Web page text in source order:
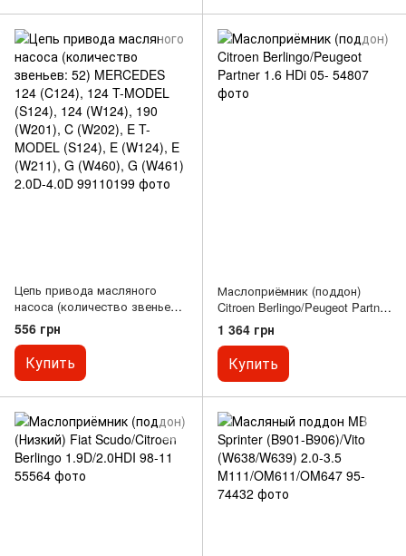
Цепь привода масляного
насоса (количество звеньев:
52) MERCEDES 124 (C124),
124 T-MODEL (S124), 124
(W124), 190 (W201), C (W202),
E T-MODEL (S124), E (W124), E
556 грн
Купить
Маслоприёмник (поддон)
Citroen Berlingo/Peugeot Partner
1.6 HDi 05-
1 364 грн
Купить